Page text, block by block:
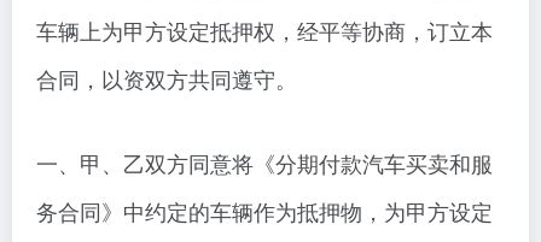
车辆上为甲方设定抵押权，经平等协商，订立本
合同，以资双方共同遵守。
一、甲、乙双方同意将《分期付款汽车买卖和服
务合同》中约定的车辆作为抵押物，为甲方设定